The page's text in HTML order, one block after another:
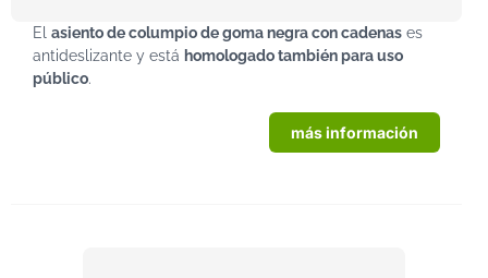
El asiento de columpio de goma negra con cadenas es
antideslizante y está homologado también para uso
público.
más información